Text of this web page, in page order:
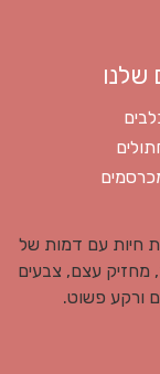
שלנו